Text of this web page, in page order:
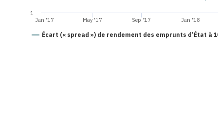
Écart (« spread ») de rendement des emprunts d’État à
Jan '17 May '17 Sep '17 Jan '18
1